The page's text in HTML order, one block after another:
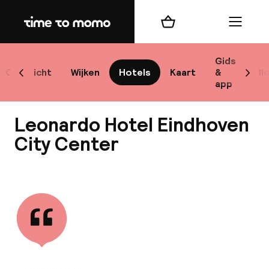
Home
Overzicht Wijken Hotels Kaart
Gids
&
app
Scroll naar links
Winkelmand Menu
Leonardo Hotel Eindhoven
City Center